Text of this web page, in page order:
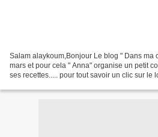
Salam alaykoum,Bonjour Le blog " Dans ma
mars et pour cela " Anna" organise un petit
ses recettes..... pour tout savoir un clic sur le